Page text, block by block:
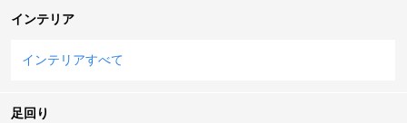
インテリア
インテリアすべて
足回り